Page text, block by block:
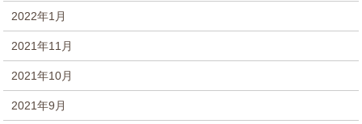
2022年1月
2021年11月
2021年10月
2021年9月